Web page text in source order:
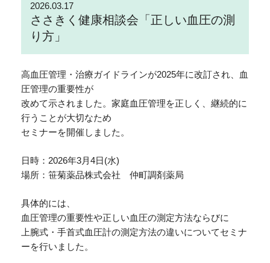
2026.03.17
ささきく健康相談会「正しい血圧の測
り方」
高血圧管理・治療ガイドラインが2025年に改訂され、血
圧管理の重要性が
改めて示されました。家庭血圧管理を正しく、継続的に
行うことが大切なため
セミナーを開催しました。
日時：2026年3月4日(水)
場所：笹菊薬品株式会社 仲町調剤薬局
具体的には、
血圧管理の重要性や正しい血圧の測定方法ならびに
上腕式・手首式血圧計の測定方法の違いについてセミナ
ーを行いました。